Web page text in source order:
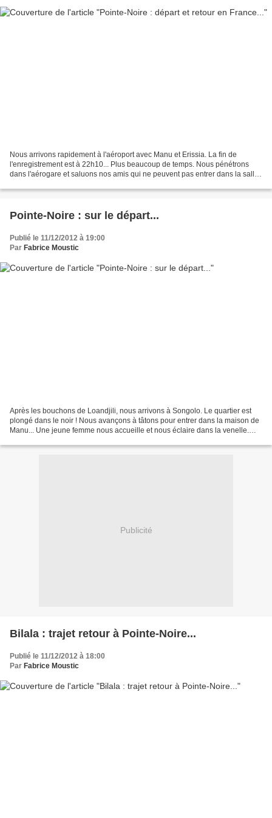
Nous arrivons rapidement à l'aéroport avec Manu et Erissia. La fin de
l'enregistrement est à 22h10... Plus beaucoup de temps. Nous pénétrons
dans l'aérogare et saluons nos amis qui ne peuvent pas entrer dans la salle
Pointe-Noire : sur le départ...
Publié le 11/12/2012 à 19:00
Par Fabrice Moustic
Après les bouchons de Loandjili, nous arrivons à Songolo. Le quartier est
plongé dans le noir ! Nous avançons à tâtons pour entrer dans la maison de
Manu... Une jeune femme nous accueille et nous éclaire dans la venelle.
Publicité
Bilala : trajet retour à Pointe-Noire...
Publié le 11/12/2012 à 18:00
Par Fabrice Moustic